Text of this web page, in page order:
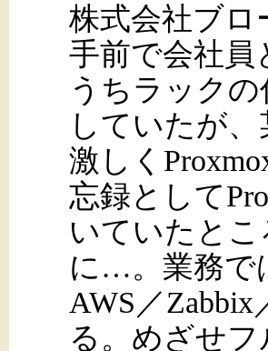
株式会社ブロ
手前で会社員
うちラック
していたが
激しく
忘録として
いていたと
に…。業務で
AWS／
る。めざせ